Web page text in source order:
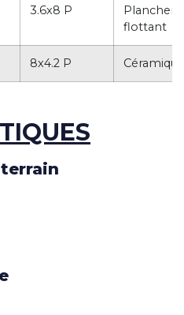
3.6x8 P
Plancher
flottant
8x4.2 P Céramique